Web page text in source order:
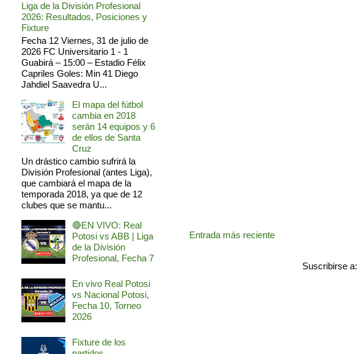
Entrada más reciente
Suscribirse a:
Liga de la División Profesional
2026: Resultados, Posiciones y
Fixture
Fecha 12 Viernes, 31 de julio de
2026 FC Universitario 1 - 1
Guabirá – 15:00 – Estadio Félix
Capriles Goles: Min 41 Diego
Jahdiel Saavedra U...
El mapa del fútbol
cambia en 2018
serán 14 equipos y 6
de ellos de Santa
Cruz
Un drástico cambio sufrirá la
División Profesional (antes Liga),
que cambiará el mapa de la
temporada 2018, ya que de 12
clubes que se mantu...
🔴EN VIVO: Real
Potosi vs ABB | Liga
de la División
Profesional, Fecha 7
En vivo Real Potosi
vs Nacional Potosi,
Fecha 10, Torneo
2026
Fixture de los